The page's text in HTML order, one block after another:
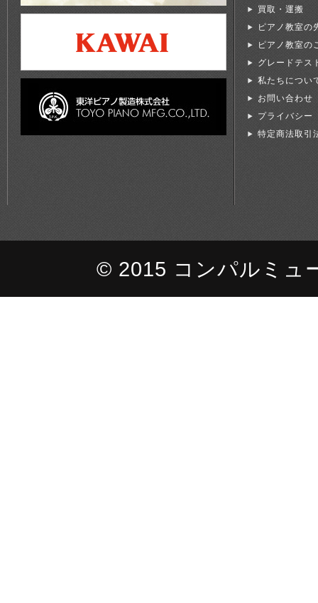
買取・運搬
ピアノ教室の
ピアノ教室の
グレードテス
私たちについ
お問い合わせ
プライバシー
特定商法取引
© 2015 コンパルミュ